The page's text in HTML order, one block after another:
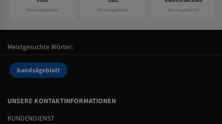
Bandsägeblätter Bandsägeblätter Bandsägeblätter
Meistgesuchte Wörter:
bandsägeblatt
UNSERE KONTAKTINFORMATIONEN
KUNDENDIENST